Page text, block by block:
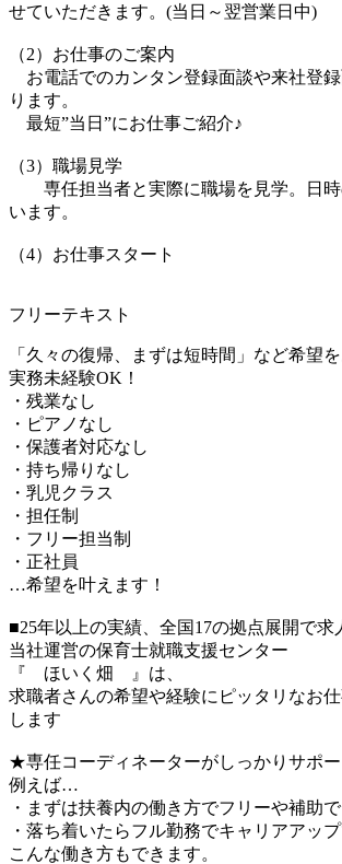
せていただきます。(当日～翌営業日中)
（2）お仕事のご案内
お電話でのカンタン登録面談や来社登
ります。
最短”当日”にお仕事ご紹介♪
（3）職場見学
専任担当者と実際に職場を見学。日時
います。
（4）お仕事スタート
フリーテキスト
「久々の復帰、まずは短時間」など希望
実務未経験OK！
・残業なし
・ピアノなし
・保護者対応なし
・持ち帰りなし
・乳児クラス
・担任制
・フリー担当制
・正社員
…希望を叶えます！
■25年以上の実績、全国17の拠点展開で求
当社運営の保育士就職支援センター
『 ほいく畑 』は、
求職者さんの希望や経験にピッタリなお
します
★専任コーディネーターがしっかりサポ
例えば…
・まずは扶養内の働き方でフリーや補助で
・落ち着いたらフル勤務でキャリアアッ
こんな働き方もできます。